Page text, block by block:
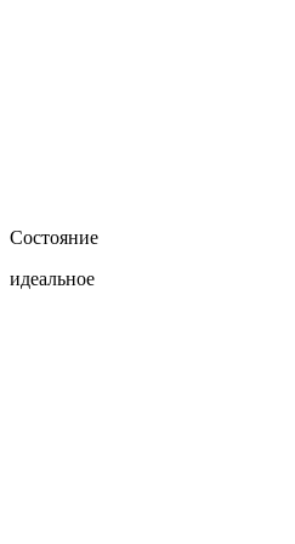
Состояние
идеальное